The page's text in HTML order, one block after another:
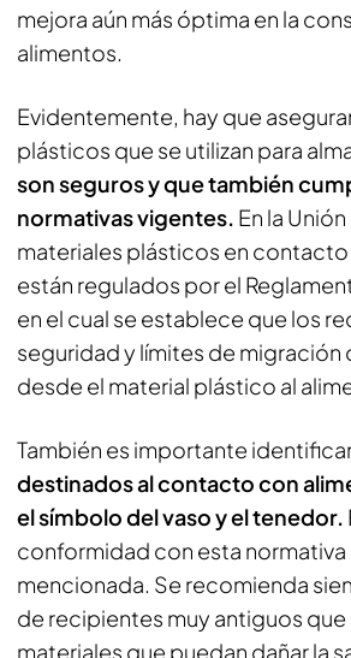
mejora aún más óptima en la
alimentos.
Evidentemente, hay que
plásticos que se utilizan para
son seguros y que también
normativas vigentes. En la
materiales plásticos en
están regulados por el
en el cual se establece que los
seguridad y límites de migración
desde el material plástico al
También es importante
destinados al contacto con
el símbolo del vaso y el tenedor.
conformidad con esta normativa
mencionada. Se recomienda
de recipientes muy antiguos
materiales que puedan dañar la